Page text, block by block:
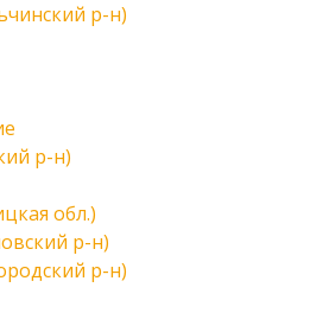
р-н)
р-н)
обл.)
р-н)
р-н)